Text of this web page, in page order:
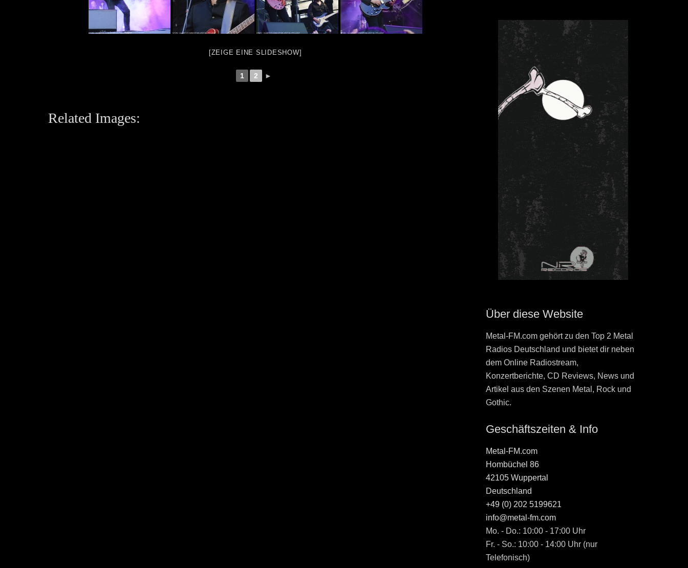
[ZEIGE EINE SLIDESHOW]
1 2 ►
Related Images:
Über diese Website
Metal-FM.com gehört zu den Top 2 Metal
Radios Deutschland und bietet dir neben
dem Online Radiostream,
Konzertberichte, CD Reviews, News und
Artikel aus den Szenen Metal, Rock und
Gothic.
Geschäftszeiten & Info
Metal-FM.com
Hombüchel 86
42105 Wuppertal
Deutschland
+49 (0) 202 5199621
info@metal-fm.com
Mo. - Do.: 10:00 - 17:00 Uhr
Fr. - So.: 10:00 - 14:00 Uhr (nur
Telefonisch)